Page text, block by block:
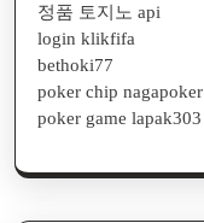
정품 토지노 api
login klikfifa
bethoki77
poker chip nagapoker
poker game lapak303